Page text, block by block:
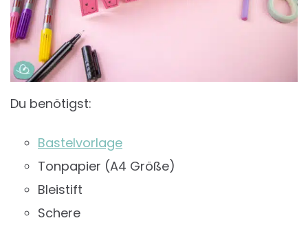
Du benötigst:
Bastelvorlage
Tonpapier (A4 Größe)
Bleistift
Schere